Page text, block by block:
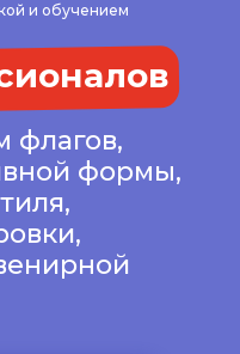
и обучением
флагов,
формы,